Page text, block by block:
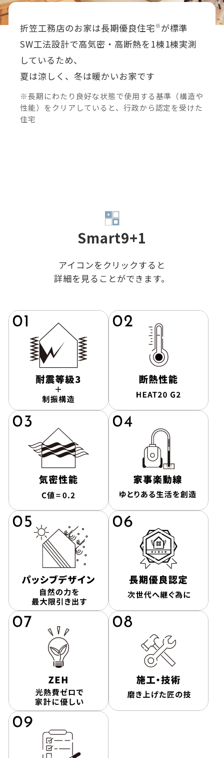
折笠工務店のお家は長期優良住宅※が標準
SW工法設計で高気密・高断熱を1棟1棟実測
しているため、
夏は涼しく、冬は暖かいお家です
※長期にわたり良好な状態で使用する基準（構造や
性能）をクリアしていると、行政から認定を受けた
住宅
Smart9+1
アイコンをクリックすると
詳細を⾒ることができます。